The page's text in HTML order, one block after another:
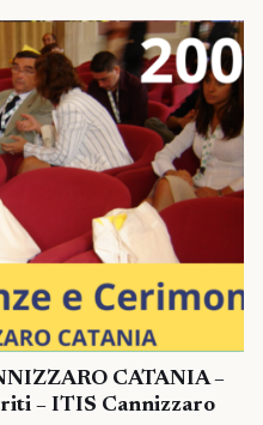
CATANIA –
– ITIS Cannizzaro